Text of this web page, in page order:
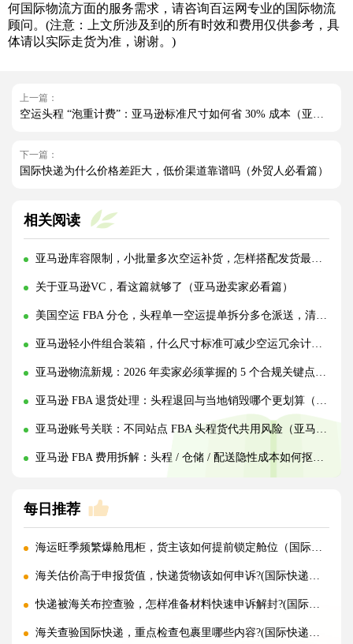
何国际物流方面的服务需求，请咨询百运网专业的国际物流
顾问。(注意：上文所涉及到的所有时效和费用仅供参考，具
体请以实际走货为准，谢谢。)
上一篇：
下一篇：
国际快递为什么价格差距大，低价渠道靠谱吗（外贸人必看篇）
相关阅读
亚马逊库容限制，小批量多次空运补货，怎样搭配发货最省物流费?(亚马逊卖家请注意)
关于亚马逊VC，看这篇就够了（亚马逊卖家必看篇）
美国空运 FBA 分仓，头程单一空运提单拆分多仓派送，清关资料拆分填报规范（亚马逊卖家请注意）
亚马逊轻小件组合装箱，什么尺寸标准可减少空运冗余计费空间（亚马逊卖家请注意）
亚马逊物流新规：2026 年卖家必须掌握的 5 个合规关键点（亚马逊卖家请注意）
亚马逊 FBA 退货处理：头程退回与当地销毁哪个更划算（跨境电商卖家请注意）
亚马逊账号关联：不同站点 FBA 头程货代共用风险（亚马逊卖家请注意）
亚马逊 FBA 费用拆解：头程 / 仓储 / 配送隐性成本如何抠细节（亚马逊跨境电商卖家请注意）
每日推荐
海运旺季频繁爆舱甩柜，货主该如何提前锁定舱位（国际海运干货知识分享）
海关估价高于申报货值，快递货物该如何申诉?(国际快递干货知识分享)
快递被海关布控查验，怎样准备材料快速申诉解封?(国际快递干货知识分享)
海关查验国际快递，重点检查包裹里哪些内容?(国际快递干货知识分享)